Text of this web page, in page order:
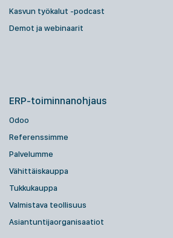
Kasvun työkalut -podcast
Demot ja webinaarit
ERP-toiminnanohjaus
Odoo
Referenssimme
Palvelumme
Vähittäiskauppa
Tukkukauppa
Valmistava teollisuus
Asiantuntijaorganisaatiot